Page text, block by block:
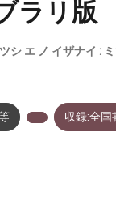
ラリ版
シ エ ノ イザナイ :
収録:全国